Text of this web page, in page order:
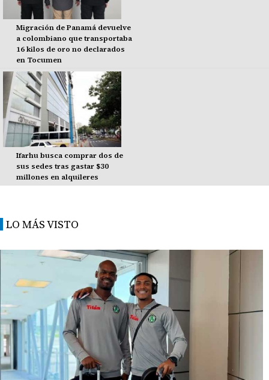
Migración de Panamá devuelve
a colombiano que transportaba
16 kilos de oro no declarados
en Tocumen
Ifarhu busca comprar dos de
sus sedes tras gastar $30
millones en alquileres
LO MÁS VISTO